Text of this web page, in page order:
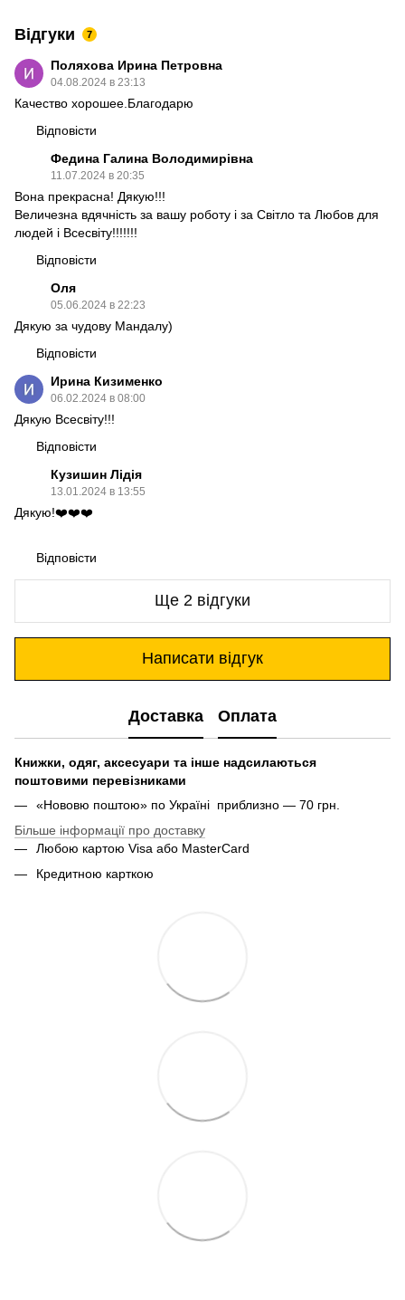
Відгуки 7
Поляхова Ирина Петровна
04.08.2024 в 23:13
Качество хорошее.Благодарю
Відповісти
Федина Галина Володимирівна
11.07.2024 в 20:35
Вона прекрасна! Дякую!!!
Величезна вдячність за вашу роботу і за Світло та Любов для
людей і Всесвіту!!!!!!!
Відповісти
Оля
05.06.2024 в 22:23
Дякую за чудову Мандалу)
Відповісти
Ирина Кизименко
06.02.2024 в 08:00
Дякую Всесвіту!!!
Відповісти
Кузишин Лідія
13.01.2024 в 13:55
Дякую!❤️❤️❤️
Відповісти
Ще 2 відгуки
Написати відгук
Доставка Оплата
Книжки, одяг, аксесуари та інше надсилаються
поштовими перевізниками
«Нововю поштою» по Україні приблизно — 70 грн.
Більше інформації про доставку
Любою картою Visa або MasterCard
Кредитною карткою